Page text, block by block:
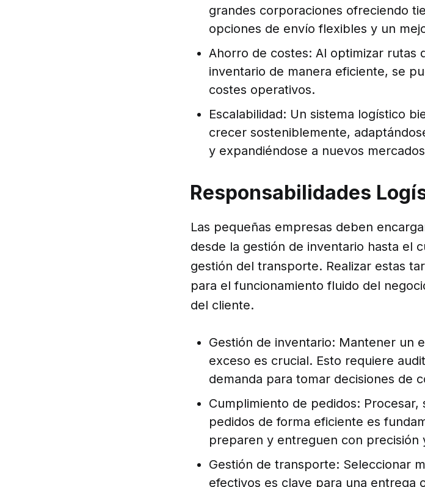
grandes corporaciones ofreciendo
opciones de envío flexibles y un
Ahorro de costes: Al optimizar rutas
inventario de manera eficiente, se
costes operativos.
Escalabilidad: Un sistema logístico
crecer sosteniblemente,
y expandiéndose a nuevos
Responsabilidades
Las pequeñas empresas deben
desde la gestión de inventario hasta el
gestión del transporte. Realizar estas
para el funcionamiento fluido del
del cliente.
Gestión de inventario: Mantener un
exceso es crucial. Esto requiere
demanda para tomar decisiones de
Cumplimiento de pedidos:
pedidos de forma eficiente es
preparen y entreguen con precisión
Gestión de transporte: Seleccionar
efectivos es clave para una entrega